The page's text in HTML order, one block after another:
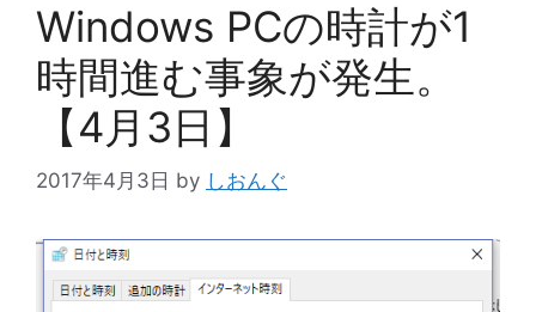
Windows PCの時計が1
時間進む事象が発生。
【4月3日】
2017年4月3日 by しおんぐ